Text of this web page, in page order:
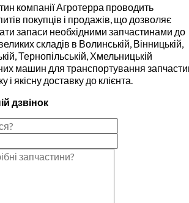
компанії Агротерра проводить
покупців і продажів, що дозволяє
запаси необхідними запчастинами до
складів в Волинській, Вінницькій,
Тернопільській, Хмельницькій
машин для транспортування
якісну доставку до клієнта.
дзвінок